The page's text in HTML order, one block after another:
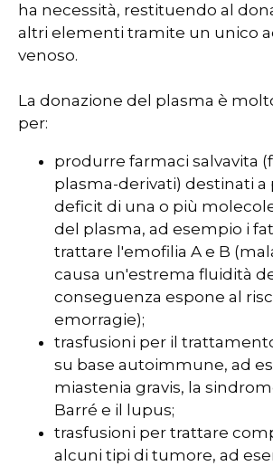
ha necessità, restituendo al
altri elementi tramite un unico
venoso.
La donazione del plasma è
per:
produrre farmaci salvavita
plasma-derivati) destinati a
deficit di una o più
del plasma, ad esempio i
trattare l'emofilia A e B
causa un'estrema fluidità
conseguenza espone al
emorragie);
trasfusioni per il
su base autoimmune, ad
miastenia gravis, la
Barré e il lupus;
trasfusioni per trattare
alcuni tipi di tumore, ad